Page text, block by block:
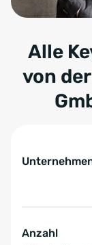
Alle
von der
Anzahl